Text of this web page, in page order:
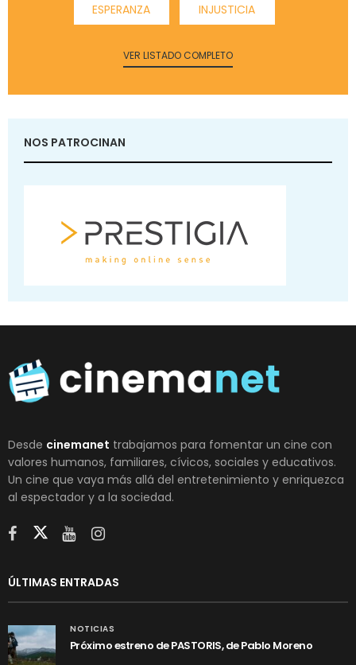
ESPERANZA INJUSTICIA
VER LISTADO COMPLETO
NOS PATROCINAN
Desde cinemanet trabajamos para fomentar un cine con
valores humanos, familiares, cívicos, sociales y educativos.
Un cine que vaya más allá del entretenimiento y enriquezca
al espectador y a la sociedad.
ÚLTIMAS ENTRADAS
NOTICIAS
Próximo estreno de PASTORIS, de Pablo Moreno